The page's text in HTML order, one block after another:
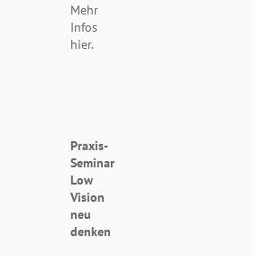
Mehr
Infos
hier.
Praxis-
Seminar
Low
Vision
neu
denken